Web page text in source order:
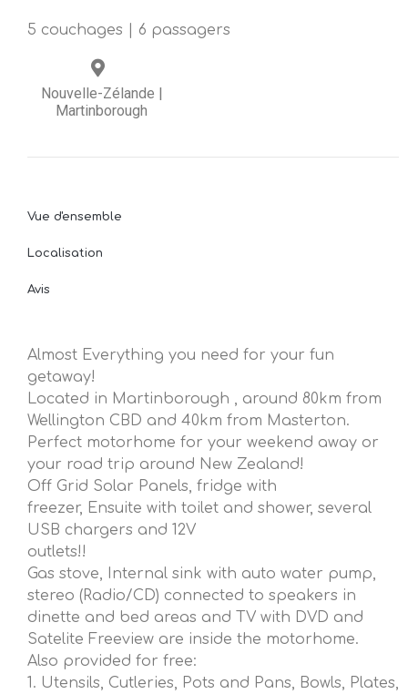
5 couchages | 6 passagers
Nouvelle-Zélande |
Martinborough
Vue d'ensemble
Localisation
Avis
Almost Everything you need for your fun
getaway!
Located in Martinborough , around 80km from
Wellington CBD and 40km from Masterton.
Perfect motorhome for your weekend away or
your road trip around New Zealand!
Off Grid Solar Panels, fridge with
freezer, Ensuite with toilet and shower, several
USB chargers and 12V
outlets!!
Gas stove, Internal sink with auto water pump,
stereo (Radio/CD) connected to speakers in
dinette and bed areas and TV with DVD and
Satelite Freeview are inside the motorhome.
Also provided for free:
1. Utensils, Cutleries, Pots and Pans, Bowls, Plates,